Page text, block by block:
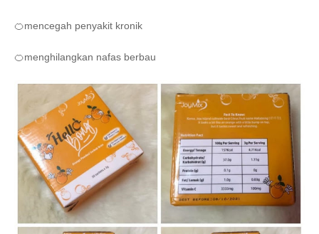
🍊mencegah penyakit kronik
🍊menghilangkan nafas berbau